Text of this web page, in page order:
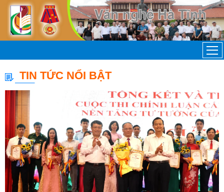
TIN TỨC NỔI BẬT